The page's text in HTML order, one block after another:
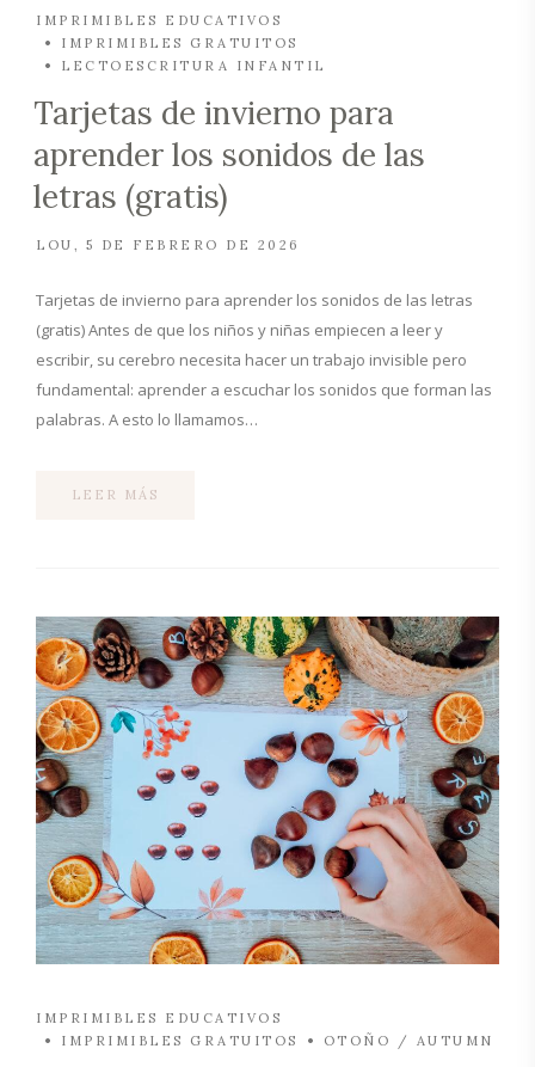
IMPRIMIBLES EDUCATIVOS
IMPRIMIBLES GRATUITOS
LECTOESCRITURA INFANTIL
Tarjetas de invierno para
aprender los sonidos de las
letras (gratis)
LOU 5 DE FEBRERO DE 2026
Tarjetas de invierno para aprender los sonidos de las letras
(gratis) Antes de que los niños y niñas empiecen a leer y
escribir, su cerebro necesita hacer un trabajo invisible pero
fundamental: aprender a escuchar los sonidos que forman las
palabras. A esto lo llamamos…
LEER MÁS
IMPRIMIBLES EDUCATIVOS
IMPRIMIBLES GRATUITOS
OTOÑO / AUTUMN